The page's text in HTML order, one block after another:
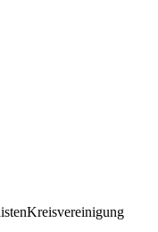
Kreisvereinigung